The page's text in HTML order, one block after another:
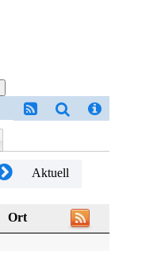
Aktuell
Ort